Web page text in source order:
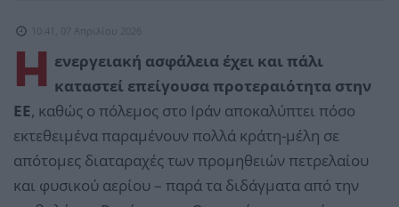
10:41, 07 Απριλίου 2026
Η
ενεργειακή ασφάλεια έχει και πάλι
καταστεί επείγουσα προτεραιότητα στην
ΕΕ, καθώς ο πόλεμος στο Ιράν αποκαλύπτει πόσο
εκτεθειμένα παραμένουν πολλά κράτη-μέλη σε
απότομες διαταραχές των προμηθειών πετρελαίου
και φυσικού αερίου – παρά τα διδάγματα από την